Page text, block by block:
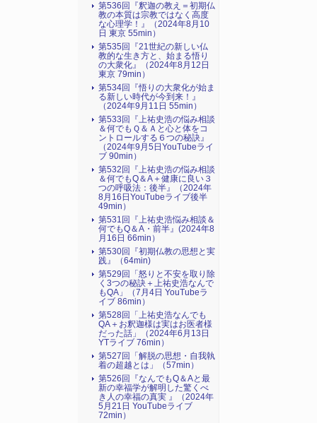
第536回『釈迦の教え＝初期仏
教の本質は宗教ではなく高度
な心理学！』（2024年8月10
日 東京 55min）
第535回『21世紀の新しい仏
教的な生き方と、始まる悟り
の大衆化』（2024年8月12日
東京 79min）
第534回『悟りの大衆化が始ま
る新しい時代が今到来！』
（2024年9月11日 55min）
第533回『上祐史浩の悩み相談
＆何でもＱ＆Ａと心と体をコ
ントロールする６つの秘訣』
（2024年9月5日YouTubeライ
ブ 90min）
第532回『上祐史浩の悩み相談
＆何でもQ＆A＋健康に良い３
つの呼吸法：後半』（2024年
8月16日YouTubeライブ後半
49min）
第531回『上祐史浩悩み相談＆
何でもQ＆A・前半』(2024年8
月16日 66min）
第530回『初期仏教の思想と実
践』（64min)
第529回「怒りと不安を取り除
く3つの秘訣＋上祐史浩なんで
もQA」（7月4日 YouTubeラ
イブ 86min）
第528回「上祐史浩なんでも
QA＋お釈迦様は実はお医者様
だった話」（2024年6月13日
YTライブ 76min）
第527回「解脱の思想・自我執
着の超越とは」（57min）
第526回『なんでもQ＆Aと最
新の幸福学が解明した驚くべ
き人の幸福の真実 』（2024年
5月21日 YouTubeライブ
72min）